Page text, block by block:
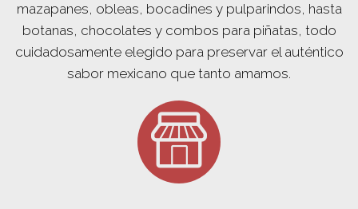
mazapanes, obleas, bocadines y pulparindos, hasta
botanas, chocolates y combos para piñatas, todo
cuidadosamente elegido para preservar el auténtico
sabor mexicano que tanto amamos.